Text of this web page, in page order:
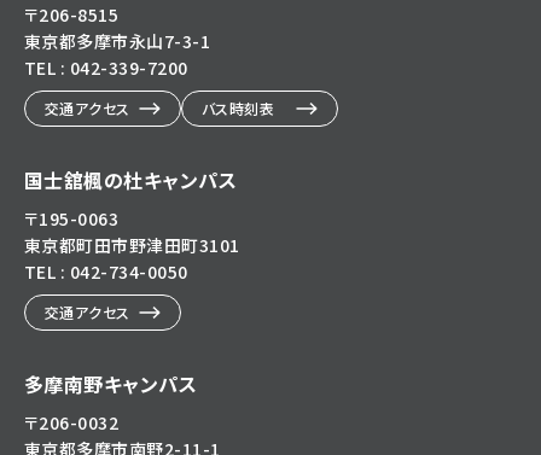
〒206-8515
東京都多摩市永山7-3-1
TEL : 042-339-7200
交通アクセス バス時刻表
国士舘楓の杜キャンパス
〒195-0063
東京都町田市野津田町3101
TEL : 042-734-0050
交通アクセス
多摩南野キャンパス
〒206-0032
東京都多摩市南野2-11-1